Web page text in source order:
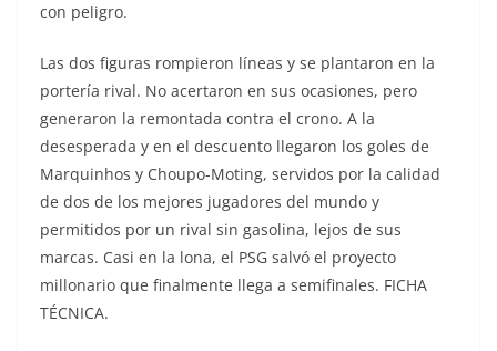
con peligro.
Las dos figuras rompieron líneas y se plantaron en la
portería rival. No acertaron en sus ocasiones, pero
generaron la remontada contra el crono. A la
desesperada y en el descuento llegaron los goles de
Marquinhos y Choupo-Moting, servidos por la calidad
de dos de los mejores jugadores del mundo y
permitidos por un rival sin gasolina, lejos de sus
marcas. Casi en la lona, el PSG salvó el proyecto
millonario que finalmente llega a semifinales. FICHA
TÉCNICA.